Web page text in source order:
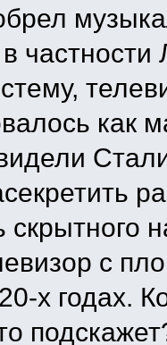
как
скрытного
с
х годах.